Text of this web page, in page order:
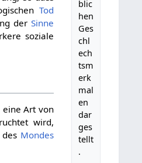
blic
hen
Ges
chl
ech
tsm
erk
mal
en
dar
ges
tellt
.
Tod
der Sinne
soziale
eine Art von
wird,
Mondes